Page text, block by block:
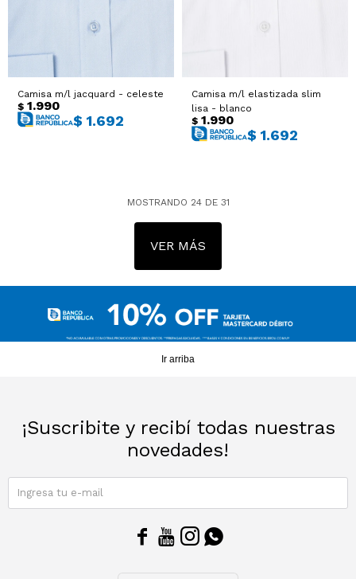
Camisa m/l jacquard - celeste
$ 1.990
$ 1.692
Camisa m/l elastizada slim
lisa - blanco
$ 1.990
$ 1.692
MOSTRANDO 24DE 31
VER MÁS
Ir arriba
¡Suscribite y recibí todas nuestras
novedades!
   